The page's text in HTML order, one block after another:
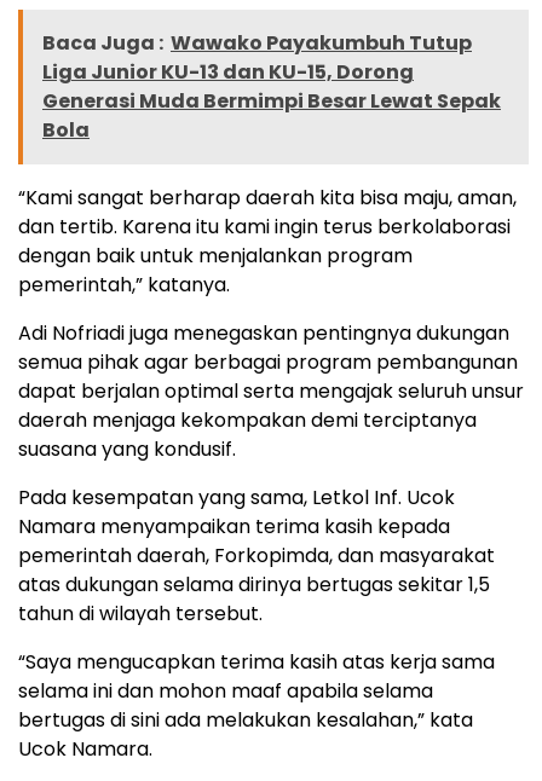
Baca Juga : Wawako Payakumbuh Tutup
Liga Junior KU-13 dan KU-15, Dorong
Generasi Muda Bermimpi Besar Lewat Sepak
Bola
“Kami sangat berharap daerah kita bisa maju, aman,
dan tertib. Karena itu kami ingin terus berkolaborasi
dengan baik untuk menjalankan program
pemerintah,” katanya.
Adi Nofriadi juga menegaskan pentingnya dukungan
semua pihak agar berbagai program pembangunan
dapat berjalan optimal serta mengajak seluruh unsur
daerah menjaga kekompakan demi terciptanya
suasana yang kondusif.
Pada kesempatan yang sama, Letkol Inf. Ucok
Namara menyampaikan terima kasih kepada
pemerintah daerah, Forkopimda, dan masyarakat
atas dukungan selama dirinya bertugas sekitar 1,5
tahun di wilayah tersebut.
“Saya mengucapkan terima kasih atas kerja sama
selama ini dan mohon maaf apabila selama
bertugas di sini ada melakukan kesalahan,” kata
Ucok Namara.